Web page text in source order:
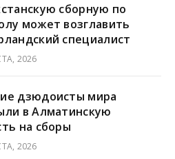
сборную по
может возглавить
специалист
2026
дзюдоисты мира
в Алматинскую
на сборы
2026